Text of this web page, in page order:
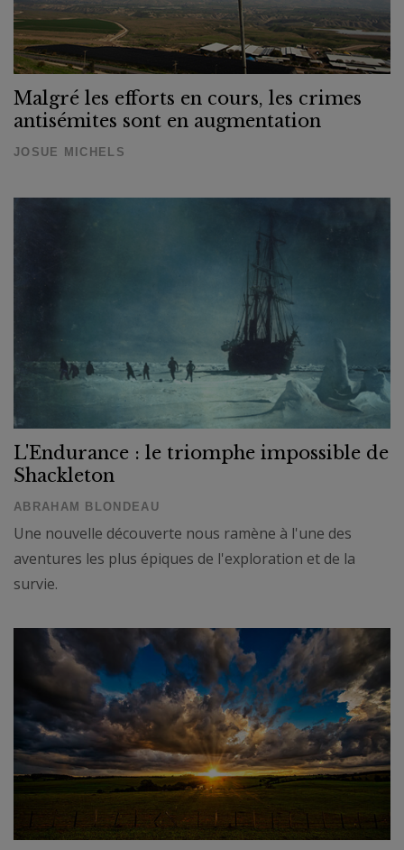
Malgré les efforts en cours, les crimes
antisémites sont en augmentation
JOSUE MICHELS
L'Endurance : le triomphe impossible de
Shackleton
ABRAHAM BLONDEAU
Une nouvelle découverte nous ramène à l'une des
aventures les plus épiques de l'exploration et de la
survie.